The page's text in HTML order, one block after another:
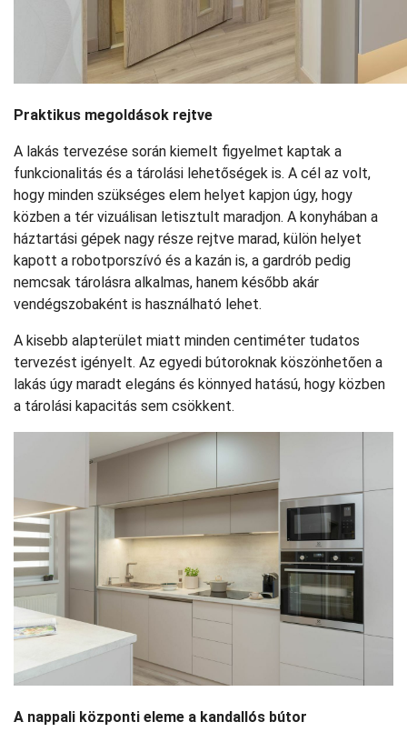
Praktikus megoldások rejtve
A lakás tervezése során kiemelt figyelmet kaptak a
funkcionalitás és a tárolási lehetőségek is. A cél az volt,
hogy minden szükséges elem helyet kapjon úgy, hogy
közben a tér vizuálisan letisztult maradjon. A konyhában a
háztartási gépek nagy része rejtve marad, külön helyet
kapott a robotporszívó és a kazán is, a gardrób pedig
nemcsak tárolásra alkalmas, hanem később akár
vendégszobaként is használható lehet.
A kisebb alapterület miatt minden centiméter tudatos
tervezést igényelt. Az egyedi bútoroknak köszönhetően a
lakás úgy maradt elegáns és könnyed hatású, hogy közben
a tárolási kapacitás sem csökkent.
A nappali központi eleme a kandallós bútor